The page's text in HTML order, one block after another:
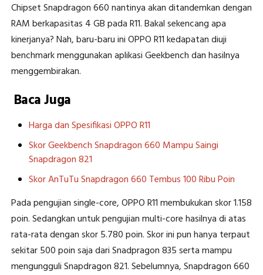
Chipset Snapdragon 660 nantinya akan ditandemkan dengan
RAM berkapasitas 4 GB pada R11. Bakal sekencang apa
kinerjanya? Nah, baru-baru ini OPPO R11 kedapatan diuji
benchmark menggunakan aplikasi Geekbench dan hasilnya
menggembirakan.
Baca Juga
Harga dan Spesifikasi OPPO R11
Skor Geekbench Snapdragon 660 Mampu Saingi
Snapdragon 821
Skor AnTuTu Snapdragon 660 Tembus 100 Ribu Poin
Pada pengujian single-core, OPPO R11 membukukan skor 1.158
poin. Sedangkan untuk pengujian multi-core hasilnya di atas
rata-rata dengan skor 5.780 poin. Skor ini pun hanya terpaut
sekitar 500 poin saja dari Snadpragon 835 serta mampu
mengungguli Snapdragon 821. Sebelumnya, Snapdragon 660